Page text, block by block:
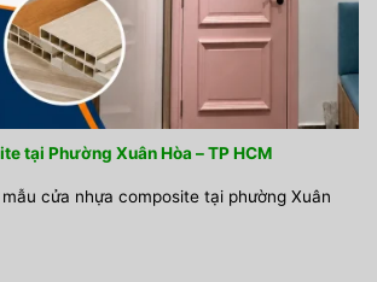
tại Phường Xuân Hòa – TP HCM
cửa nhựa composite tại phường Xuân